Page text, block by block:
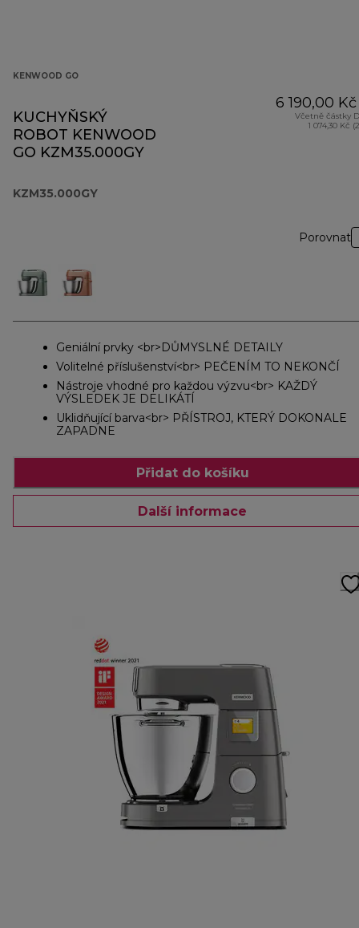
KENWOOD GO
KUCHYŇSKÝ
ROBOT KENWOOD
GO KZM35.000GY
KZM35.000GY
6 190,00 Kč
Včetně částky
1 074,30 Kč
Porovnat
Geniální prvky <br>DŮMYSLNÉ DETAILY
Volitelné příslušenství<br> PEČENÍM TO NEKONČÍ
Nástroje vhodné pro každou výzvu<br> KAŽDÝ
VÝSLEDEK JE DELIKÁTÍ
Uklidňující barva<br> PŘÍSTROJ, KTERÝ DOKONALE
ZAPADNE
Přidat do košíku
Další informace